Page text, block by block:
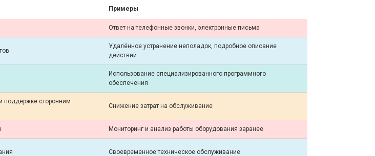
Примеры
Ответ на телефонные звонки, электронные письма
Удалённое устранение неполадок, подробное описание
действий
Использование специализированного программного
обеспечения
поддержке сторонним
Снижение затрат на обслуживание
Мониторинг и анализ работы оборудования заранее
Своевременное техническое обслуживание